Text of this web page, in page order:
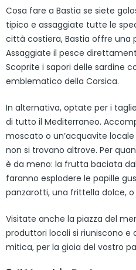
Cosa fare a Bastia se siete
tipico e assaggiate tutte le
città costiera, Bastia offre una
Assaggiate il pesce
Scoprite i sapori delle sardine
emblematico della Corsica.
In alternativa, optate per i
di tutto il Mediterraneo.
moscato o un’acquavite
non si trovano altrove. Per
è da meno: la frutta baciata
faranno esplodere le papille
panzarotti, una frittella dolce,
Visitate anche la piazza del
produttori locali si riuniscono e
mitica, per la gioia del vostro